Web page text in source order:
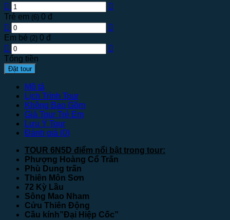
Trẻ em (6) 0 đ
Em bé (2) 0 đ
Tổng tiền
Đặt tour
Mô tả
Lịch Trình Tour
Không Bao Gồm
Giá Tour Trẻ Em
Lưu Ý Tour
Đánh giá (0)
TOUR 6N5D điểm nổi bật trong tour:
Phượng Hoàng Cổ Trấn
Phù Dung trấn
Thiên Môn Sơn
72 Kỳ Lầu
Sông Mao Nham
Cửu Thiên Động
Cầu kính”Đại Hiệp Cốc”